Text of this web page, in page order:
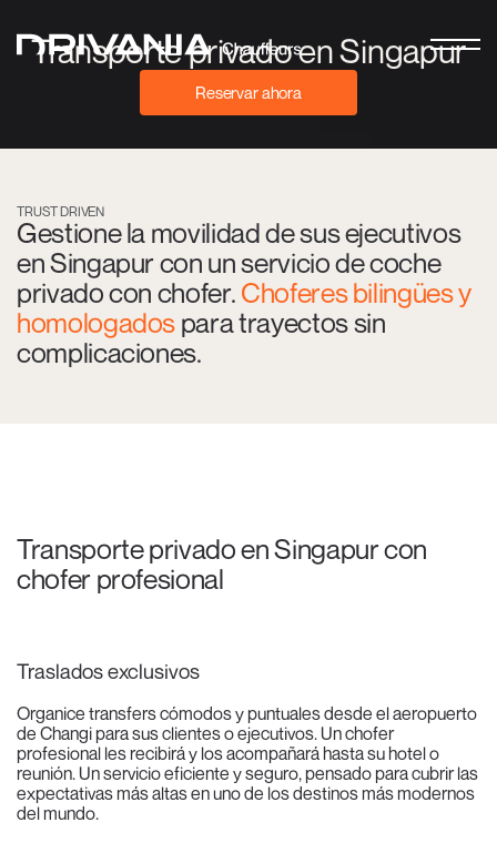
Transporte privado en Singapur
Reservar ahora
TRUST DRIVEN
Gestione la movilidad de sus ejecutivos
en Singapur con un servicio de coche
privado con chofer. Choferes bilingües y
homologados para trayectos sin
complicaciones.
Transporte privado en Singapur con
chofer profesional
Traslados exclusivos
Organice transfers cómodos y puntuales desde el aeropuerto
de Changi para sus clientes o ejecutivos. Un chofer
profesional les recibirá y los acompañará hasta su hotel o
reunión. Un servicio eficiente y seguro, pensado para cubrir las
expectativas más altas en uno de los destinos más modernos
del mundo.